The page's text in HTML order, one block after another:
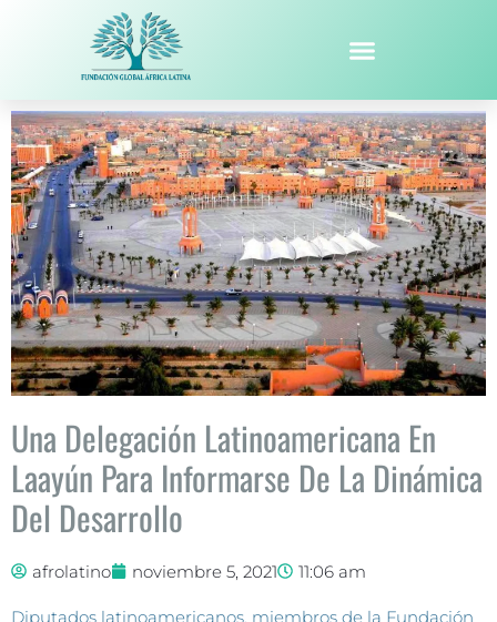
Una Delegación Latinoamericana En
Laayún Para Informarse De La Dinámica
Del Desarrollo
afrolatino noviembre 5, 2021 11:06 am
Diputados latinoamericanos, miembros de la Fundación